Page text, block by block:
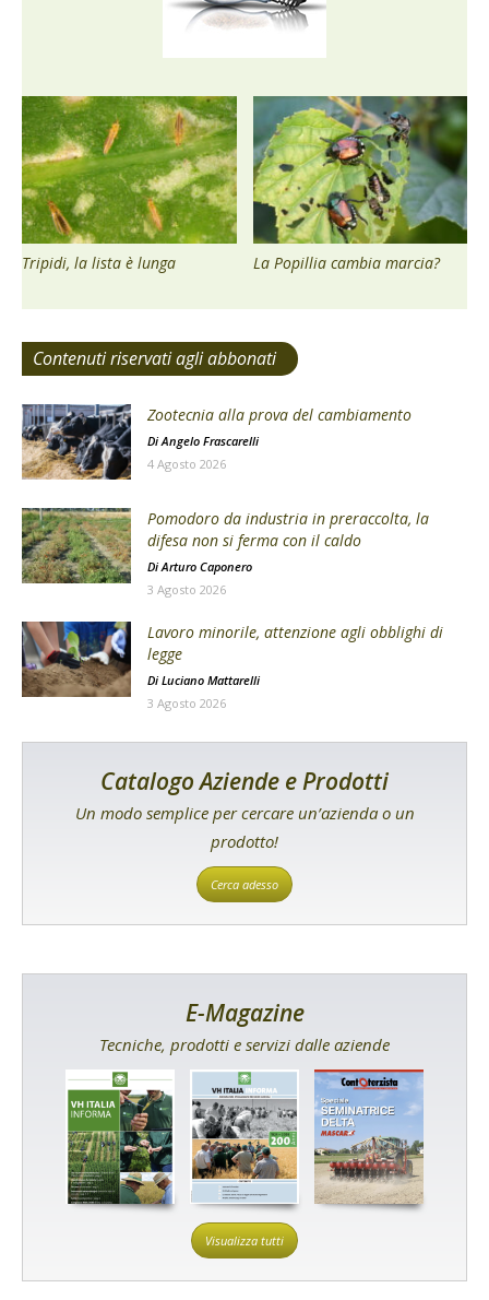
Tripidi, la lista è lunga La Popillia cambia marcia?
Contenuti riservati agli abbonati
Zootecnia alla prova del cambiamento
DiAngelo Frascarelli
4 Agosto 2026
Pomodoro da industria in preraccolta, la
difesa non si ferma con il caldo
Di Arturo Caponero
3 Agosto 2026
Lavoro minorile, attenzione agli obblighi di
legge
Di Luciano Mattarelli
3 Agosto 2026
Catalogo Aziende e Prodotti
Un modo semplice per cercare un’azienda o un
prodotto!
Cerca adesso
E-Magazine
Tecniche, prodotti e servizi dalle aziende
Visualizza tutti